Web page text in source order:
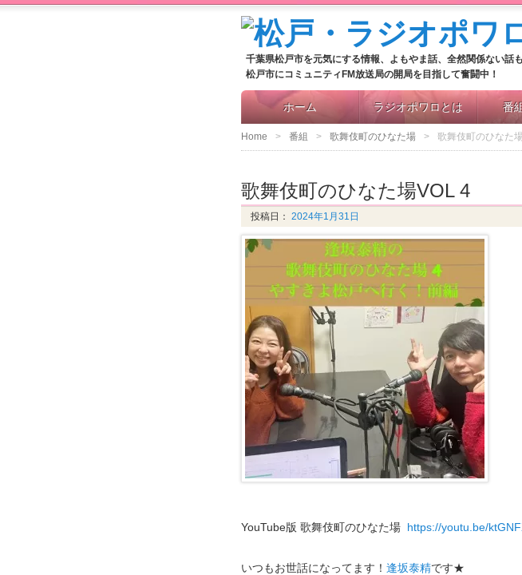
千葉県松戸市を元気にする情報、よもやま話、全然関係ない話
松戸市にコミュニティFM放送局の開局を目指して奮闘中！
ホーム ラジオポワロとは 番
Home 番組 歌舞伎町のひなた場 歌舞伎町のひなた
歌舞伎町のひなた場VOL 4
投稿日： 2024年1月31日
YouTube版 歌舞伎町のひなた場 https://youtu.be/
いつもお世話になってます！ 逢坂泰精です★